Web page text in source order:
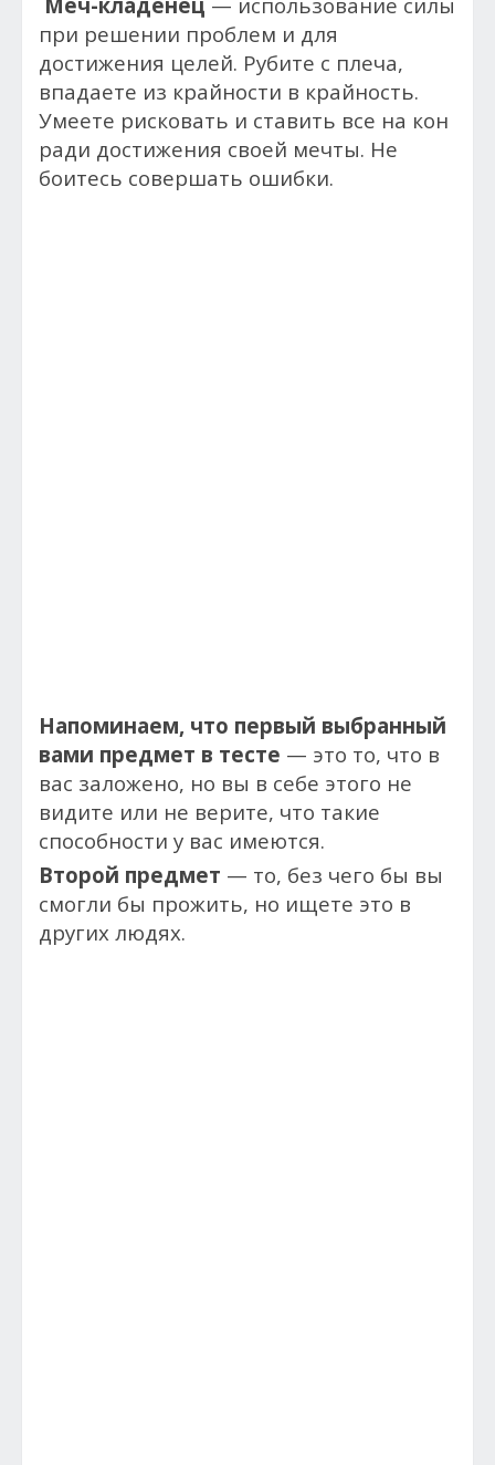
при решении проблем и для
достижения целей. Рубите с плеча,
впадаете из крайности в крайность.
Умеете рисковать и ставить все на кон
ради достижения своей мечты. Не
боитесь совершать ошибки.
Напоминаем, что первый выбранный
вами предмет в тесте — это то, что в
вас заложено, но вы в себе этого не
видите или не верите, что такие
способности у вас имеются.
Второй предмет — то, без чего бы вы
смогли бы прожить, но ищете это в
других людях.